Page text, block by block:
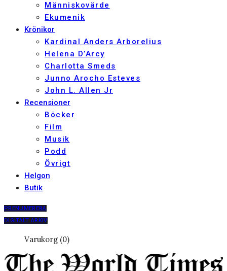
Människovärde
Ekumenik
Krönikor
Kardinal Anders Arborelius
Helena D’Arcy
Charlotta Smeds
Junno Arocho Esteves
John L. Allen Jr
Recensioner
Böcker
Film
Musik
Podd
Övrigt
Helgon
Butik
PRENUMERERA
DIGITALT ARKIV
Varukorg (0)